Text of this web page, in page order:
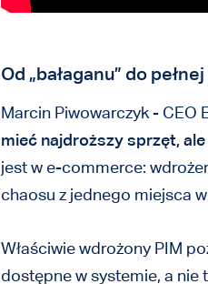
Od „bałaganu” do
Marcin Piwowarczyk -
mieć najdroższy sprzęt,
jest w e-commerce:
chaosu z jednego miejsca
Właściwie wdrożony PIM
dostępne w systemie, a nie